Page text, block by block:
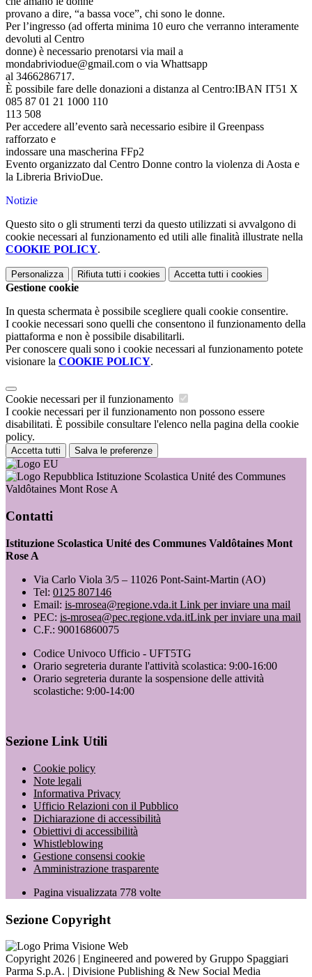
provano a dire, “a bassa voce”, chi sono le donne.
Per l’ingresso (ad offerta minima 10 euro che verranno interamente
devoluti al Centro
donne) è necessario prenotarsi via mail a
mondabriviodue@gmail.com o via Whattsapp
al 3466286717.
È possibile fare delle donazioni a distanza al Centro:IBAN IT51 X
085 87 01 21 1000 110
113 508
Per accedere all’evento sarà necessario esibire il Greenpass
rafforzato e
indossare una mascherina FFp2
Evento organizzato dal Centro Donne contro la violenza di Aosta e
la Libreria BrivioDue.
Notizie
Questo sito o gli strumenti terzi da questo utilizzati si avvalgono di
cookie necessari al funzionamento ed utili alle finalità illustrate nella
COOKIE POLICY.
Personalizza Rifiuta tutti i cookies Accetta tutti i cookies
Gestione cookie
In questa schermata è possibile scegliere quali cookie consentire.
I cookie necessari sono quelli che consentono il funzionamento della
piattaforma e non è possibile disabilitarli.
Per conoscere quali sono i cookie necessari al funzionamento potete
visionare la COOKIE POLICY.
Cookie necessari per il funzionamento
I cookie necessari per il funzionamento non possono essere
disabilitati. È possibile consultare l'elenco nella pagina della cookie
policy.
Accetta tutti Salva le preferenze
Istituzione Scolastica Unité des Communes
Valdôtaines Mont Rose A
Contatti
Istituzione Scolastica Unité des Communes Valdôtaines Mont
Rose A
Via Carlo Viola 3/5 – 11026 Pont-Saint-Martin (AO)
Tel: 0125 807146
Email: is-mrosea@regione.vda.it Link per inviare una mail
PEC: is-mrosea@pec.regione.vda.itLink per inviare una mail
C.F.: 90016860075
Codice Univoco Ufficio - UFT5TG
Orario segreteria durante l'attività scolastica: 9:00-16:00
Orario segreteria durante la sospensione delle attività
scolastiche: 9:00-14:00
Sezione Link Utili
Cookie policy
Note legali
Informativa Privacy
Ufficio Relazioni con il Pubblico
Dichiarazione di accessibilità
Obiettivi di accessibilità
Whistleblowing
Gestione consensi cookie
Amministrazione trasparente
Pagina visualizzata 778 volte
Sezione Copyright
Copyright 2026 | Engineered and powered by Gruppo Spaggiari
Parma S.p.A. | Divisione Publishing & New Social Media